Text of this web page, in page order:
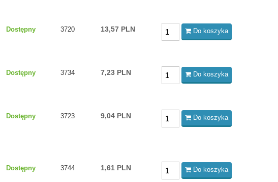
Dostępny 3720 13,57 PLN Do koszyka
Dostępny 3734 7,23 PLN Do koszyka
Dostępny 3723 9,04 PLN Do koszyka
Dostępny 3744 1,61 PLN Do koszyka